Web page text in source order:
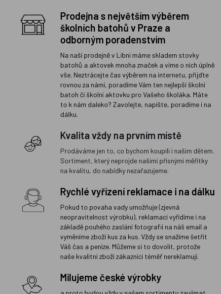
Prodejna s největším výběrem
školních batohů v Praze a
odborným poradenstvím
Na naší prodejně v Libni máme skladem stovky
batohů a aktovek mnoha značek a víme o nich úplně
vše. Neztrácejte čas výběrem na internetu, přijďte
rovnou za námi, poradíme Vám ten nejlepší školní
batoh či školní aktovku pro Vašeho školáka. Máte
to k nám daleko? Zavolejte, napište, poradíme i na
dálku.
Kvalita vždy na prvním místě
Prodáváme jen to, co bychom koupili i našim dětem.
Sortiment, který neprojde našimi přísnými měřítky
na kvalitu, do nabídky nezařazujeme.
Rychlé vyřízení reklamace i na dálku
Pokud to povaha vady umožňuje (zjevná
neopravitelnost výrobku), reklamaci vyřídíme i na
základě pouhého zaslání fotografií na náš email a
vyměníme zboží kus za kus. Vždy se snažíme šetřit
Váš čas a peníze. Můžeme si to dovolit, protože
naše kvalitní zboží zákazníci téměř nereklamují.
Milujeme české výrobky